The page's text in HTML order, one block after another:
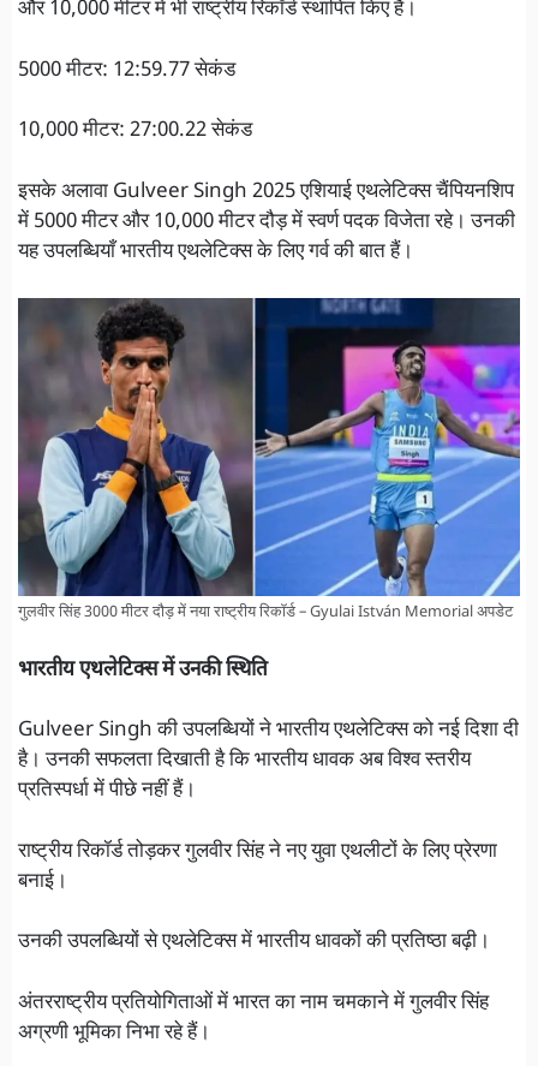
और 10,000 मीटर में भी राष्ट्रीय रिकॉर्ड स्थापित किए हैं।
5000 मीटर: 12:59.77 सेकंड
10,000 मीटर: 27:00.22 सेकंड
इसके अलावा Gulveer Singh 2025 एशियाई एथलेटिक्स चैंपियनशिप
में 5000 मीटर और 10,000 मीटर दौड़ में स्वर्ण पदक विजेता रहे। उनकी
यह उपलब्धियाँ भारतीय एथलेटिक्स के लिए गर्व की बात हैं।
गुलवीर सिंह 3000 मीटर दौड़ में नया राष्ट्रीय रिकॉर्ड – Gyulai István Memorial अपडेट
भारतीय एथलेटिक्स में उनकी स्थिति
Gulveer Singh की उपलब्धियों ने भारतीय एथलेटिक्स को नई दिशा दी
है। उनकी सफलता दिखाती है कि भारतीय धावक अब विश्व स्तरीय
प्रतिस्पर्धा में पीछे नहीं हैं।
राष्ट्रीय रिकॉर्ड तोड़कर गुलवीर सिंह ने नए युवा एथलीटों के लिए प्रेरणा
बनाई।
उनकी उपलब्धियों से एथलेटिक्स में भारतीय धावकों की प्रतिष्ठा बढ़ी।
अंतरराष्ट्रीय प्रतियोगिताओं में भारत का नाम चमकाने में गुलवीर सिंह
अग्रणी भूमिका निभा रहे हैं।